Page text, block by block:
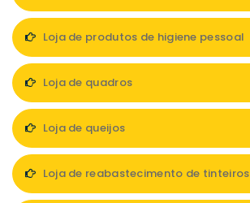
Loja de produtos de higiene pessoal
Loja de quadros
Loja de queijos
Loja de reabastecimento de tinteiros